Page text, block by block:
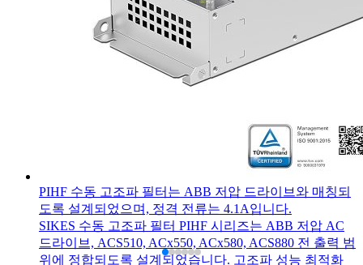
PIHF 수동 고조파 필터는 ABB 저압 드라이브와 매칭되
도록 설계되었으며, 정격 전류는 4.1A입니다.
SIKES 수동 고조파 필터 PIHF 시리즈는 ABB 저압 AC
드라이브, ACS510, ACx550, ACx580, ACS880 전 출력 범
위에 정합되도록 설계되었습니다. 고조파 성능 최적화